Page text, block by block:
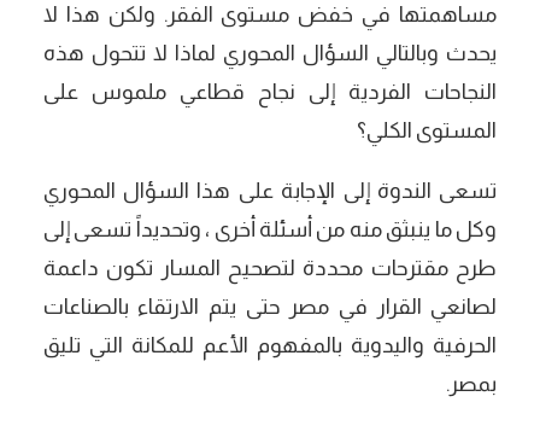
مساهمتها في خفض مستوى الفقر. ولكن هذا لا
يحدث وبالتالي السؤال المحوري لماذا لا تتحول هذه
النجاحات الفردية إلى نجاح قطاعي ملموس على
المستوى الكلي؟
تسعى الندوة إلى الإجابة على هذا السؤال المحوري
وكل ما ينبثق منه من أسئلة أخرى ، وتحديداً تسعى إلى
طرح مقترحات محددة لتصحيح المسار تكون داعمة
لصانعي القرار في مصر حتى يتم الارتقاء بالصناعات
الحرفية واليدوية بالمفهوم الأعم للمكانة التي تليق
بمصر.